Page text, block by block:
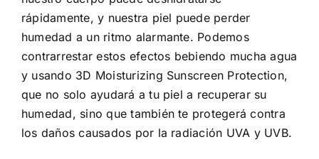
rápidamente, y nuestra piel puede perder
humedad a un ritmo alarmante. Podemos
contrarrestar estos efectos bebiendo mucha agua
y usando 3D Moisturizing Sunscreen Protection,
que no solo ayudará a tu piel a recuperar su
humedad, sino que también te protegerá contra
los daños causados por la radiación UVA y UVB.